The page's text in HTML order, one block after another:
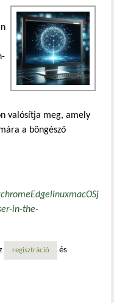
valósítja meg, amely
a böngésző
chromeEdgelinuxmacOSj
in-the-
használja, sokba fog kerülni!
regisztráció és